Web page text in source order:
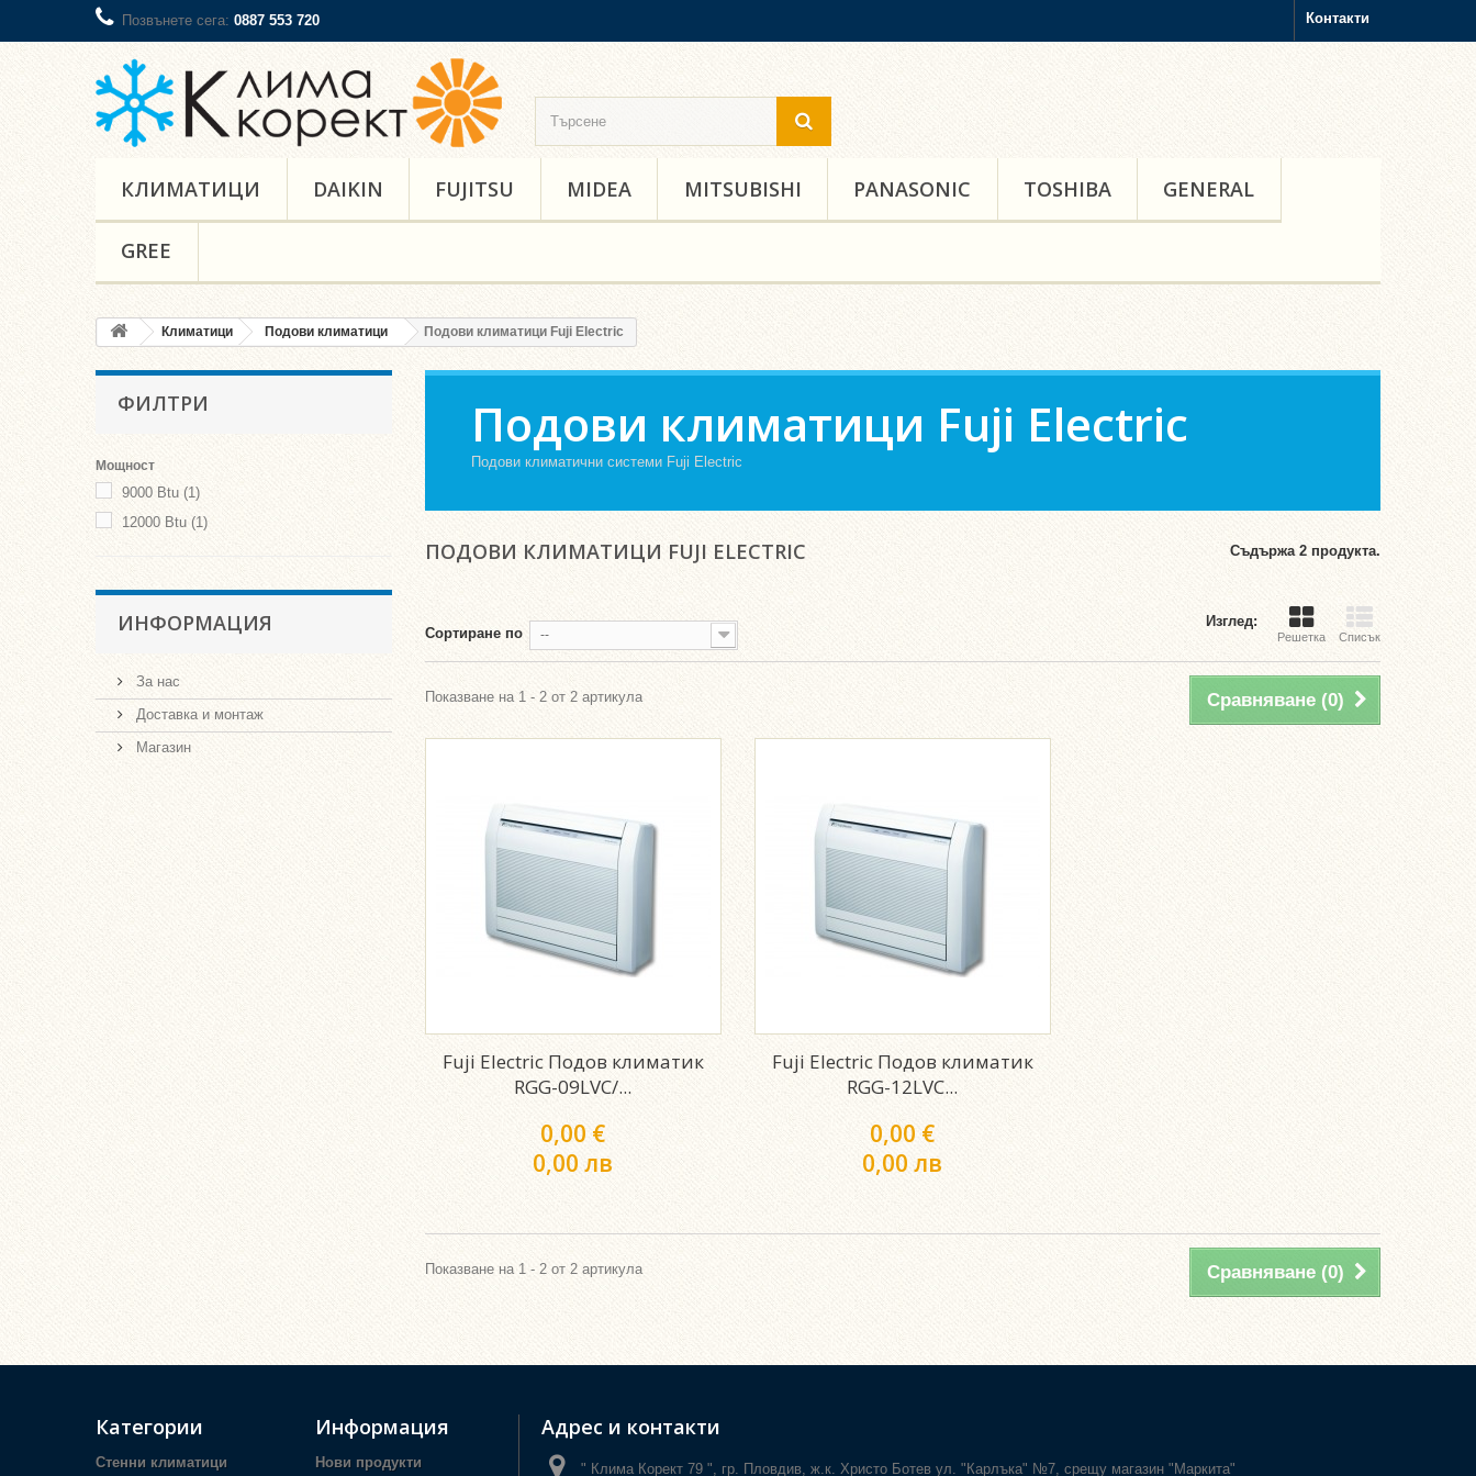
Контакти
Позвънете сега: 0887 553 720
КЛИМАТИЦИ DAIKIN FUJITSU MIDEA MITSUBISHI PANASONIC TOSHIBA GENERAL
GREE
Климатици Подови климатици Подови климатици Fuji Electric
ФИЛТРИ
Мощност
9000 Btu (1)
12000 Btu (1)
ИНФОРМАЦИЯ
За нас
Доставка и монтаж
Магазин
Подови климатици Fuji Electric
Подови климатични системи Fuji Electric
ПОДОВИ КЛИМАТИЦИ FUJI ELECTRIC Съдържа 2 продукта.
Изглед:
Решетка Списък
Сортиране по --
Сравняване (0)
Показване на 1 - 2 от 2 артикула
Fuji Electric Подов климатик
RGG-09LVC/...
0,00 €
0,00 лв
Fuji Electric Подов климатик
RGG-12LVC...
0,00 €
0,00 лв
Сравняване (0)
Показване на 1 - 2 от 2 артикула
Категории
Стенни климатици
Информация
Нови продукти
Адрес и контакти
" Клима Корект 79 ", гр. Пловдив, ж.к. Христо Ботев ул. "Карлъка" №7, срещу магазин "Маркита"